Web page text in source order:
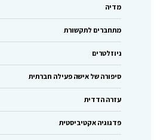
מדיה
מתחברים לתקשורת
ניוזלטרים
סיפורה של אישה פעילה חברתית
עזרה הדדית
פדגוגיה אקטיביסטית